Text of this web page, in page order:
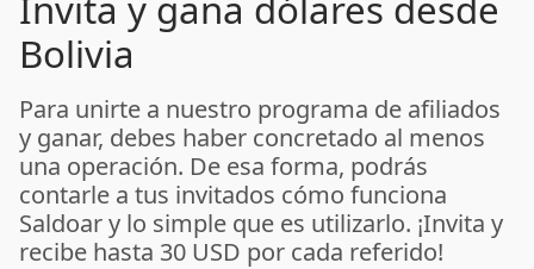
Bolivia
Para unirte a nuestro programa de afiliados
y ganar, debes haber concretado al menos
una operación. De esa forma, podrás
contarle a tus invitados cómo funciona
Saldoar y lo simple que es utilizarlo. ¡Invita y
recibe hasta 30 USD por cada referido!